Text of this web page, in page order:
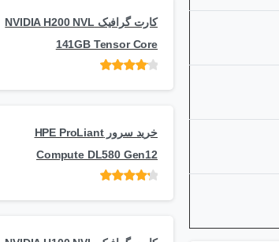
کارت گرافیک NVIDIA H200 NVL
141GB Tensor Core
5
خرید سرور HPE ProLiant
Compute DL580 Gen12